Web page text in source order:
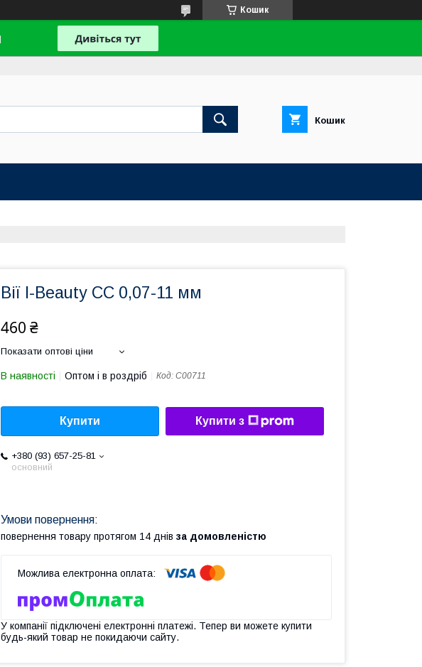
Кошик
Кошик
Вії I-Beauty СC 0,07-11 мм
460 ₴
Показати оптові ціни
В наявності Оптом і в роздріб Код: C00711
Купити Купити з
+380 (93) 657-25-81
основний
повернення товару протягом 14 днів за домовленістю
У компанії підключені електронні платежі. Тепер ви можете купити
будь-який товар не покидаючи сайту.